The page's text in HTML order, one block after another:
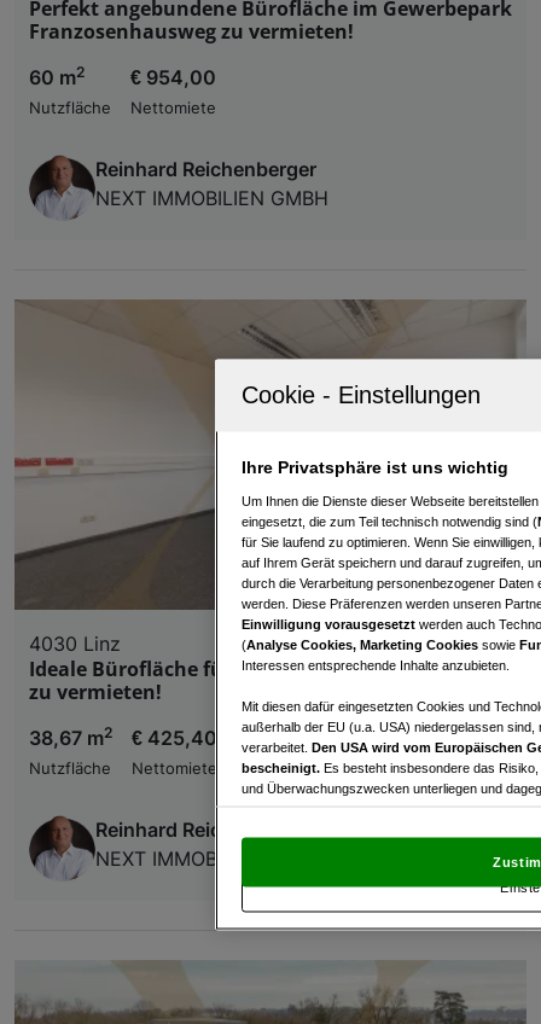
Perfekt angebundene Bürofläche im Gewerbepark
Franzosenhausweg zu vermieten!
60 m2
Nutzfläche
€ 954,00
Nettomiete
Reinhard Reichenberger
NEXT IMMOBILIEN GMBH
4030 Linz
Ideale Bürofläche für Kleinunternehmen in Linz
zu vermieten!
38,67 m2
Nutzfläche
€ 425,40
Nettomiete
Reinhard Reichenberger
NEXT IMMOBILIEN GMBH
Ihre Privatsphäre ist uns wichtig
Um Ihnen die Dienste dieser Webseite
eingesetzt, die zum Teil technisch notwendig sind (
für Sie laufend zu optimieren. Wenn Sie
auf Ihrem Gerät speichern und darauf zugreifen,
durch die Verarbeitung personenbezogener
werden. Diese Präferenzen werden unseren
Einwilligung vorausgesetzt werden auch
(Analyse Cookies, Marketing Cookies sowie
Interessen entsprechende Inhalte anzubieten.
Mit diesen dafür eingesetzten Cookies und
außerhalb der EU (u.a. USA) niedergelassen
verarbeitet. Den USA wird vom Europäischen
bescheinigt. Es besteht insbesondere das
und Überwachungszwecken unterliegen und
und Widerspruch gegen die Verarbeitung auf der
„Cookie Einstellungen“, die sich auf jeder Seite
Wir und unsere Partner
Verwendung genauer Standortdaten.
Zugriff auf Informationen auf einem Endgerät.